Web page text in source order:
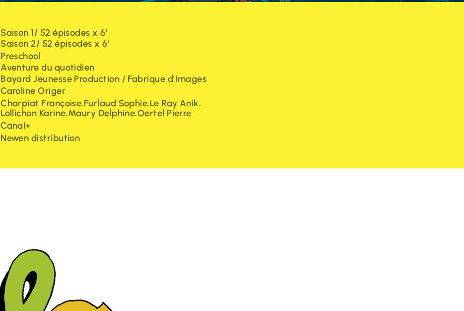
Saison 1/ 52 épisodes x 6'
Saison 2/ 52 épisodes x 6'
Preschool
Aventure du quotidien
Bayard Jeunesse Production / Fabrique d'Images
Caroline Origer
Charpiat Françoise,Furlaud Sophie,Le Ray Anik,
Lollichon Karine,Maury Delphine,Oertel Pierre
Canal+
Newen distribution